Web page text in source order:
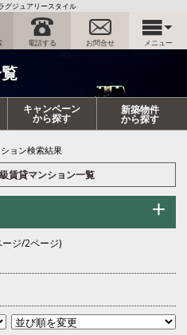
グジュアリースタイル
電話する お問合せ メニュー
キャンペーン
から探す
新築物件
から探す
ョン検索結果
賃貸マンション一覧
ジ/2ページ)